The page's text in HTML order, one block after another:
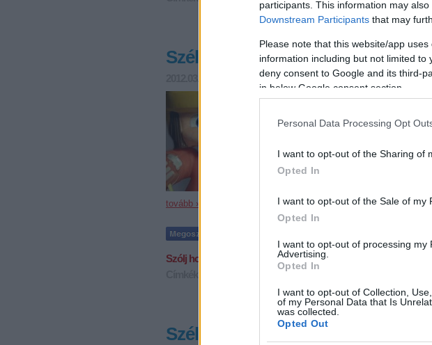
participants. This information may
Downstream Participants that may
Please note that this website/app
information including but not limited to
deny consent to Google and its third-
in below Google consent section.
Personal Data Processing Opt
I want to opt-out of the Sharing of
Opted In
I want to opt-out of the Sale of my
Opted In
I want to opt-out of processing my
Advertising.
Opted In
I want to opt-out of Collection,
of my Personal Data that Is
was collected.
Opted Out
Szélig és Szirányi idénye is véget
F. Kapus
Viktoréknál. Két válogatott
mostantól kezdve készülhet a
tovább »
Szólj hozzá!
légiósok
Szélig két és Kóger egy pontja is